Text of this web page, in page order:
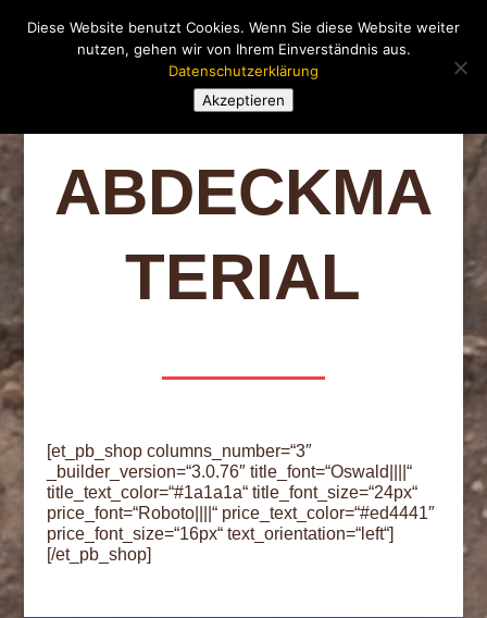
ABDECKMA
TERIAL
[et_pb_shop columns_number=“3″
_builder_version=“3.0.76″ title_font=“Oswald||||“
title_text_color=“#1a1a1a“ title_font_size=“24px“
price_font=“Roboto||||“ price_text_color=“#ed4441″
price_font_size=“16px“ text_orientation=“left“]
[/et_pb_shop]
Diese Website benutzt Cookies. Wenn Sie diese Website weiter
nutzen, gehen wir von Ihrem Einverständnis aus.
Datenschutzerklärung
Akzeptieren